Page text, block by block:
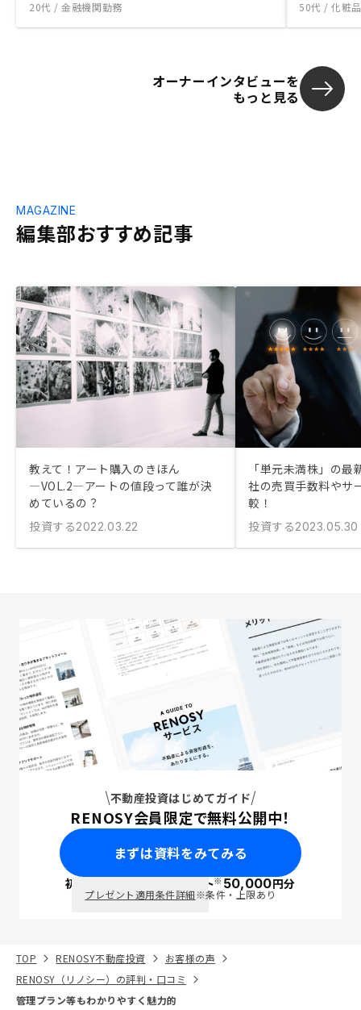
20代 / 金融機関勤務 50代 / 化粧
オーナーインタビューを
もっと見る
編集部おすすめ記事
MAGAZINE
教えて！アート購入のきほん
―VOL.2―アートの値段って誰が決
めているの？
投資する2022.03.22
「単元未満株」の
社の売買手数料やサ
較！
投資する2023.05.30
不動産投資はじめてガイド
RENOSY会員限定で無料公開中！
まずは資料をみてみる
初回面談で ポイント※50,000円分
プレゼント適用条件詳細※条件・上限あり
TOP RENOSY不動産投資
お客様の声
RENOSY（リノシー）の評判・口コミ
管理プラン等もわかりやすく魅力的